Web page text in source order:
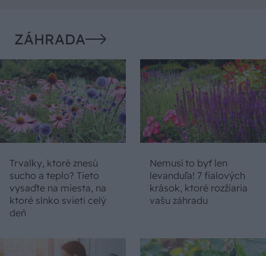
ZÁHRADA
Trvalky, ktoré znesú
sucho a teplo? Tieto
vysaďte na miesta, na
ktoré slnko svieti celý
deň
Nemusí to byť len
levanduľa! 7 fialových
krások, ktoré rozžiaria
vašu záhradu